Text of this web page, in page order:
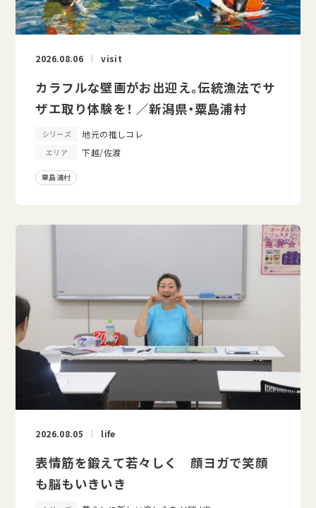
2026.08.06 visit
カラフルな壁画がお出迎え。伝統漁法でサ
ザエ取り体験を！ ／新潟県・粟島浦村
シリーズ 地元の推しコレ
エリア 下越/佐渡
粟島浦村
2026.08.05 life
表情筋を鍛えて若々しく 顔ヨガで笑顔
も脳もいきいき